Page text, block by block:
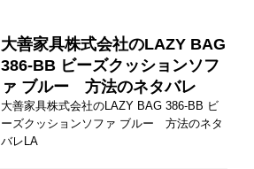
大善家具株式会社のLAZY BAG
386-BB ビーズクッションソフ
ァ ブルー 方法のネタバレ
大善家具株式会社のLAZY BAG 386-BB ビ
ーズクッションソファ ブルー 方法のネタ
バレLA